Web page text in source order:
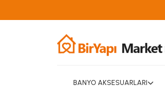
BANYO AKSESUARLARI